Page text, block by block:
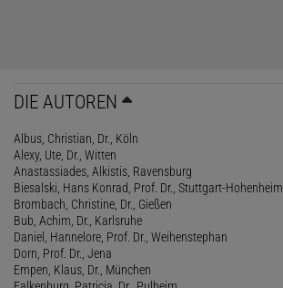
DIE AUTOREN
Albus, Christian, Dr., Köln
Alexy, Ute, Dr., Witten
Anastassiades, Alkistis, Ravensburg
Biesalski, Hans Konrad, Prof. Dr., Stuttgart-Hohenheim
Brombach, Christine, Dr., Gießen
Bub, Achim, Dr., Karlsruhe
Daniel, Hannelore, Prof. Dr., Weihenstephan
Dorn, Prof. Dr., Jena
Empen, Klaus, Dr., München